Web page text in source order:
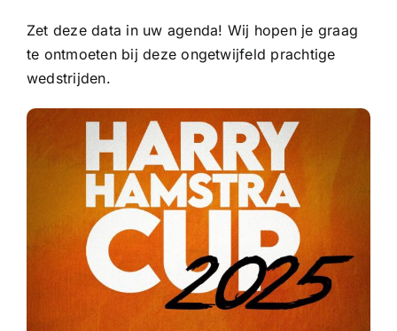
Zet deze data in uw agenda! Wij hopen je graag
te ontmoeten bij deze ongetwijfeld prachtige
wedstrijden.